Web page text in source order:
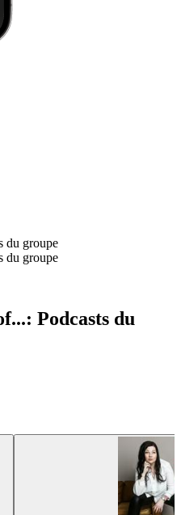
du groupe
du groupe
Podcasts du